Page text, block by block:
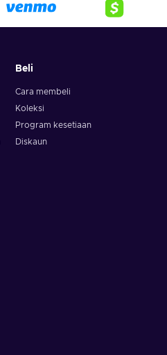
Beli
Cara membeli
Koleksi
Program kesetiaan
Diskaun